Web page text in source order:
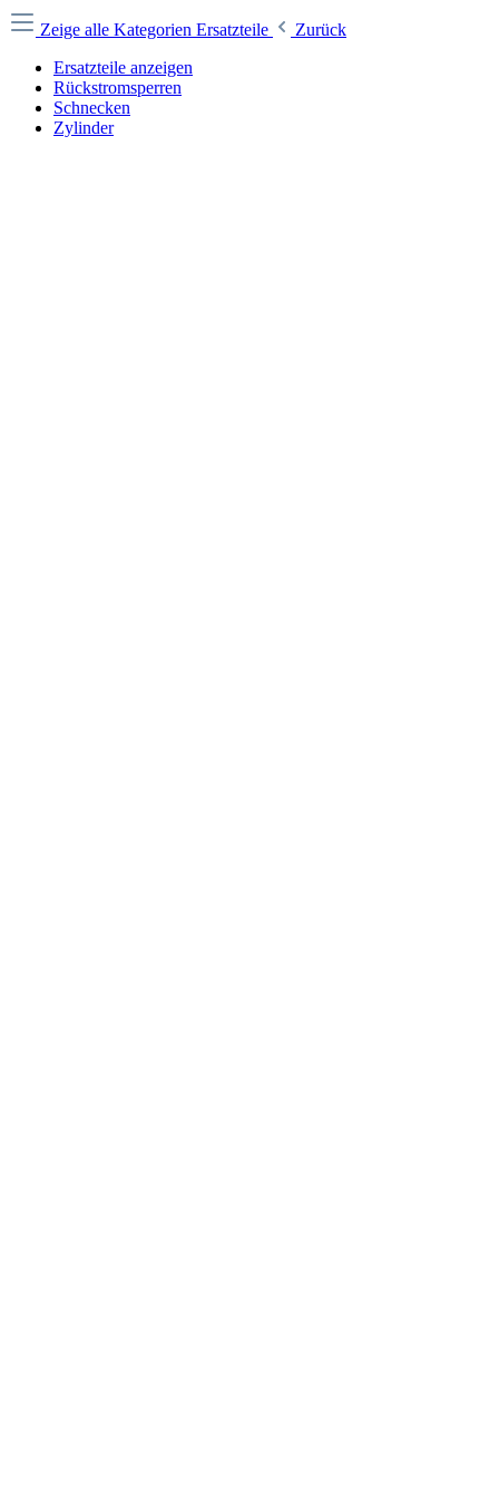
Zeige alle Kategorien Ersatzteile
Zurück
Ersatzteile anzeigen
Rückstromsperren
Schnecken
Zylinder